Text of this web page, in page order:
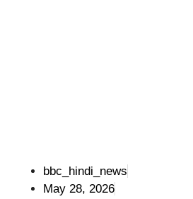
bbc_hindi_news
May 28, 2026